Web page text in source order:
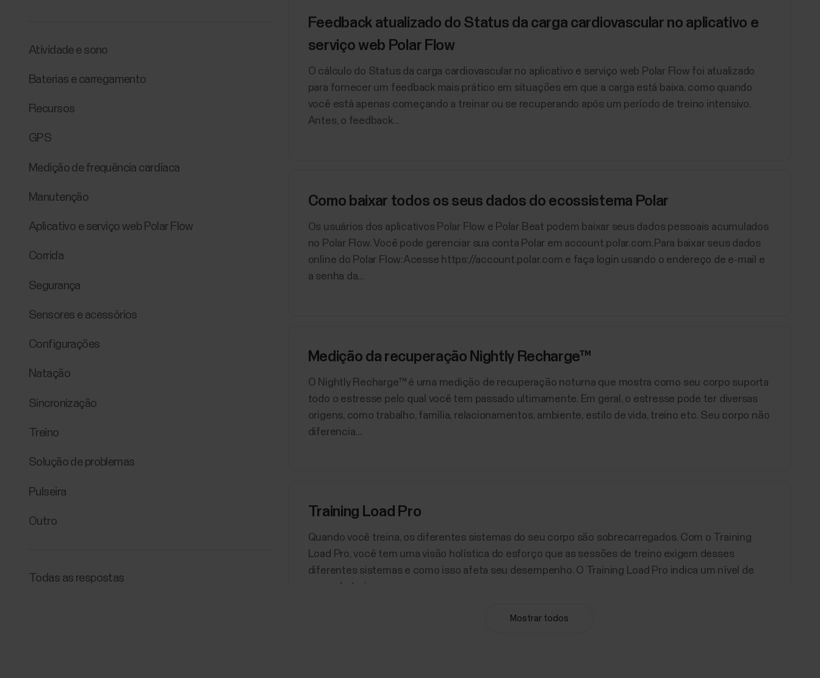
Atividade e sono
Baterias e carregamento
Recursos
GPS
Medição de frequência cardíaca
Manutenção
Aplicativo e serviço web Polar Flow
Corrida
Segurança
Sensores e acessórios
Configurações
Natação
Sincronização
Treino
Solução de problemas
Pulseira
Outro
Todas as respostas
Feedback atualizado do Status da carga cardiovascular no aplicativo e
serviço web Polar Flow
O cálculo do Status da carga cardiovascular no aplicativo e serviço web Polar Flow foi atualizado
para fornecer um feedback mais prático em situações em que a carga está baixa, como quando
você está apenas começando a treinar ou se recuperando após um período de treino intensivo.
Antes, o feedback...
Como baixar todos os seus dados do ecossistema Polar
Os usuários dos aplicativos Polar Flow e Polar Beat podem baixar seus dados pessoais acumulados
no Polar Flow. Você pode gerenciar sua conta Polar em account.polar.com.Para baixar seus dados
online do Polar Flow:Acesse https://account.polar.com e faça login usando o endereço de e-mail e
a senha da...
Medição da recuperação Nightly Recharge™
​O Nightly Recharge™ é uma medição de recuperação noturna que mostra como seu corpo suporta
todo o estresse pelo qual você tem passado ultimamente. Em geral, o estresse pode ter diversas
origens, como trabalho, família, relacionamentos, ambiente, estilo de vida, treino etc. Seu corpo não
diferencia...
Training Load Pro
Quando você treina, os diferentes sistemas do seu corpo são sobrecarregados. Com o Training
Load Pro, você tem uma visão holística do esforço que as sessões de treino exigem desses
diferentes sistemas e como isso afeta seu desempenho. O Training Load Pro indica um nível de
carga de treino para seu...
Mostrar todos